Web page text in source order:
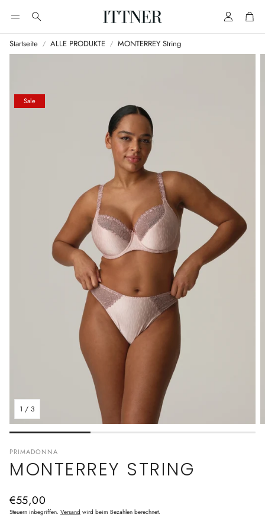
Suche AccountCart
Startseite ALLE PRODUKTE MONTERREY String
Sale
1 / 3
PRIMADONNA
MONTERREY STRING
Normaler
Preis
€55,00
Steuern inbegriffen. Versand wird beim Bezahlen berechnet.